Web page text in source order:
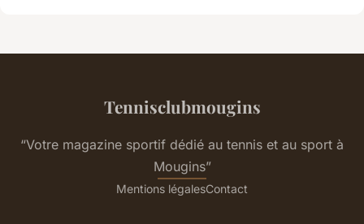
Tennisclubmougins
“Votre magazine sportif dédié au tennis et au sport à
Mougins”
Mentions légalesContact